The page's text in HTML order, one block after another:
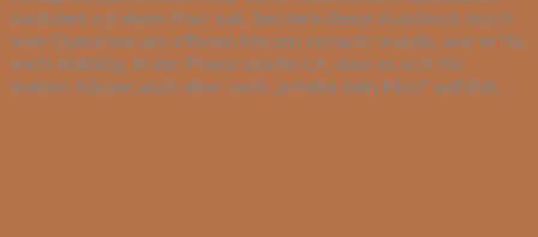
nachdem ich einen Post sah, bei dem dieser Ausdruck durch
eine Operation am offenen Herzen verlacht wurde, war er für
mich hinfällig. In der Praxis spürte ich, dass es sich für
meinen Körper auch eher nach „erhebe dein Herz“ anfühlt.